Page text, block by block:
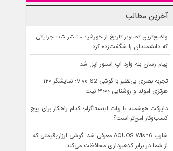
آخرین مطالب
واضح‌ترین تصاویر تاریخ از خورشید منتشر شد؛ جزئیاتی
که دانشمندان را شگفت‌زده کرد
پیام رسان بله وارد اپ استور اپل شد
تجربه بصری بی‌نظیر با گوشی Vivo S2؛ نمایشگر ۱۲۰
هرتزی امولد و روشنایی ۳۰۰۰ نیت
دایرکت هوشمند یا ربات اینستاگرام؛ کدام راهکار برای پیج
کسب‌وکار امن‌تر است؟
شارپ AQUOS Wish6 معرفی شد؛ گوشی ارزان‌قیمتی که
از شما در برابر کلاهبرداری محافظت می‌کند